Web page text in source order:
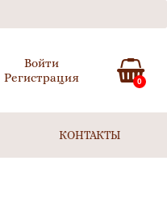
Войти
Регистрация
0
КОНТАКТЫ